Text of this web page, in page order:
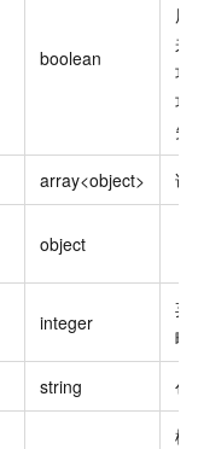
boolean
来
功
功
失
array<object> 详
object
integer
弃
略
string 创
模